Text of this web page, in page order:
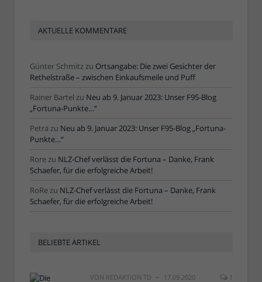
AKTUELLE KOMMENTARE
Günter Schmitzzu Ortsangabe: Die zwei Gesichter der
Rethelstraße – zwischen Einkaufsmeile und Puff
Rainer Bartel zu Neu ab 9. Januar 2023: Unser F95-Blog
„Fortuna-Punkte…“
Petra zu Neu ab 9. Januar 2023: Unser F95-Blog „Fortuna-
Punkte…“
Rorezu NLZ-Chef verlässt die Fortuna – Danke, Frank
Schaefer, für die erfolgreiche Arbeit!
RoRezu NLZ-Chef verlässt die Fortuna – Danke, Frank
Schaefer, für die erfolgreiche Arbeit!
BELIEBTE ARTIKEL
VON REDAKTION TD 17.09.2020 1